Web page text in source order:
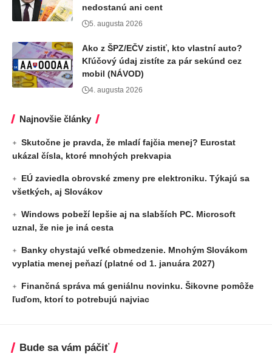
nedostanú ani cent
5. augusta 2026
Ako z ŠPZ/EČV zistiť, kto vlastní auto?
Kľúčový údaj zistíte za pár sekúnd cez
mobil (NÁVOD)
4. augusta 2026
Najnovšie články
Skutočne je pravda, že mladí fajčia menej? Eurostat
ukázal čísla, ktoré mnohých prekvapia
EÚ zaviedla obrovské zmeny pre elektroniku. Týkajú sa
všetkých, aj Slovákov
Windows pobeží lepšie aj na slabších PC. Microsoft
uznal, že nie je iná cesta
Banky chystajú veľké obmedzenie. Mnohým Slovákom
vyplatia menej peňazí (platné od 1. januára 2027)
Finančná správa má geniálnu novinku. Šikovne pomôže
ľuďom, ktorí to potrebujú najviac
Bude sa vám páčiť